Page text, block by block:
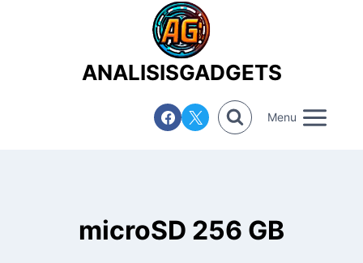
ANALISISGADGETS
Menu
microSD 256 GB